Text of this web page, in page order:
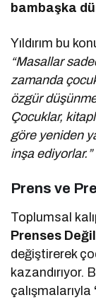
bambaşka
Yıldırım bu
“Masallar
zamanda
özgür
Çocuklar,
göre yeniden
inşa ediyorlar.”
Prens ve
Toplumsal
Prenses
değiştirerek
kazandırıyor.
çalışmalarıyla